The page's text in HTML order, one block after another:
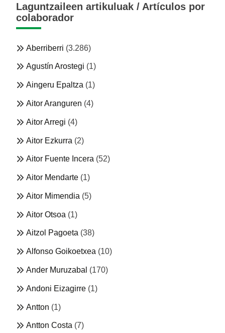
Laguntzaileen artikuluak / Artículos por
colaborador
Aberriberri (3.286)
Agustín Arostegi (1)
Aingeru Epaltza (1)
Aitor Aranguren (4)
Aitor Arregi (4)
Aitor Ezkurra (2)
Aitor Fuente Incera (52)
Aitor Mendarte (1)
Aitor Mimendia (5)
Aitor Otsoa (1)
Aitzol Pagoeta (38)
Alfonso Goikoetxea (10)
Ander Muruzabal (170)
Andoni Eizagirre (1)
Antton (1)
Antton Costa (7)